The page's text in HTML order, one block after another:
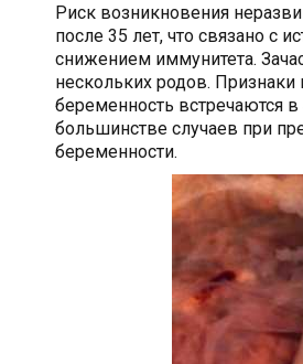
Риск возникновения
после 35 лет, что связано с
снижением иммунитета.
нескольких родов.
беременность встречаются
большинстве случаев при
беременности.